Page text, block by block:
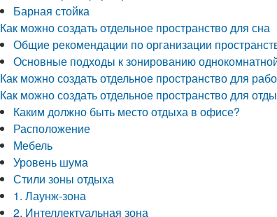
Барная стойка
Как можно создать отдельное пространство для сна
Общие рекомендации по организации
Основные подходы к зонированию
Как можно создать отдельное пространство для
Как можно создать отдельное пространство для
Каким должно быть место отдыха в офисе?
Расположение
Мебель
Уровень шума
Стили зоны отдыха
1. Лаунж-зона
2. Интеллектуальная зона